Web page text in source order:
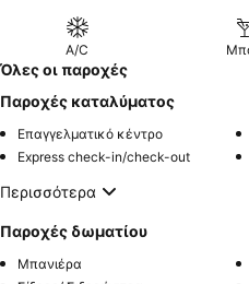
A/C
Όλες οι παροχές
Παροχές καταλύματος
Επαγγελματικό κέντρο
Express check-in/check-out
Περισσότερα
Παροχές δωματίου
Μπανιέρα